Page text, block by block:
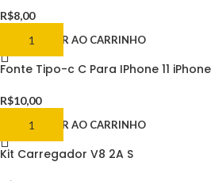
R$8,00
ADICIONAR AO CARRINHO
Fonte Tipo-c C Para IPhone 11
R$10,00
ADICIONAR AO CARRINHO
Kit Carregador V8 2A S